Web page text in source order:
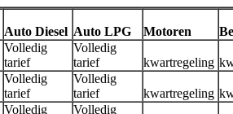
Auto Diesel Auto LPG Motoren
Volledig
tarief
Volledig
tarief
kwartregeling
Volledig
tarief
Volledig
tarief
kwartregeling
Volledig
Volledig